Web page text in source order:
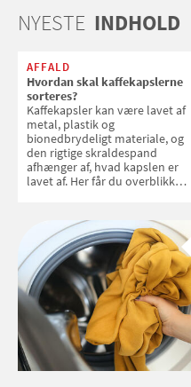
NYESTE INDHOLD
AFFALD
Hvordan skal kaffekapslerne
sorteres?
Kaffekapsler kan være lavet af
metal, plastik og
bionedbrydeligt materiale, og
den rigtige skraldespand
afhænger af, hvad kapslen er
lavet af. Her får du overblikket